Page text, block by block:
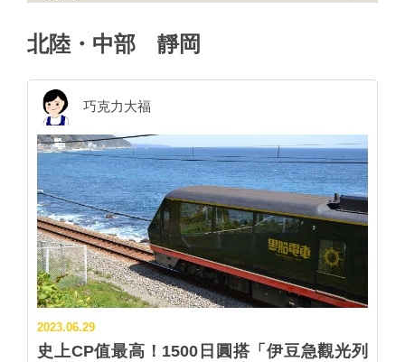
北陸・中部 靜岡
巧克力大福
2023.06.29
史上CP值最高！1500日圓搭「伊豆急觀光列